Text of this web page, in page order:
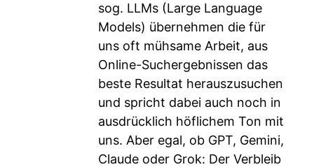
sog. LLMs (Large Language
Models) übernehmen die für
uns oft mühsame Arbeit, aus
Online-Suchergebnissen das
beste Resultat herauszusuchen
und spricht dabei auch noch in
ausdrücklich höflichem Ton mit
uns. Aber egal, ob GPT, Gemini,
Claude oder Grok: Der Verbleib